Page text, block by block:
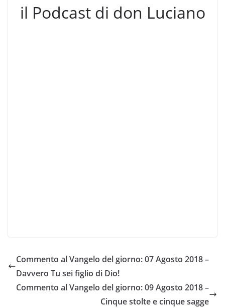
il Podcast di don Luciano
Commento al Vangelo del giorno: 07 Agosto 2018 –
Davvero Tu sei figlio di Dio!
Commento al Vangelo del giorno: 09 Agosto 2018 –
Cinque stolte e cinque sagge